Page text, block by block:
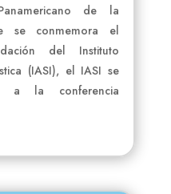
de la
se conmemora el
del Instituto
(IASI), el IASI se
a la conferencia